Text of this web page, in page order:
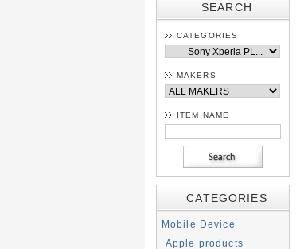
SEARCH
CATEGORIES
MAKERS
ITEM NAME
CATEGORIES
Mobile Device
Apple products